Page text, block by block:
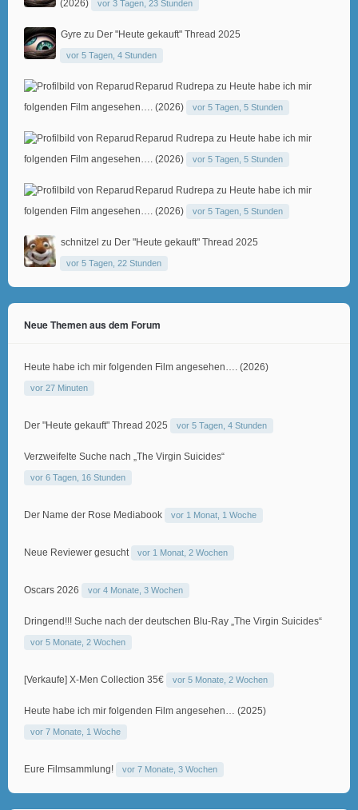
(2026) vor 3 Tagen, 23 Stunden
Gyre zu Der "Heute gekauft" Thread 2025
vor 5 Tagen, 4 Stunden
Reparud Rudrepa zu Heute habe ich mir
folgenden Film angesehen…. (2026)
vor 5 Tagen, 5 Stunden
Reparud Rudrepa zu Heute habe ich mir
folgenden Film angesehen…. (2026)
vor 5 Tagen, 5 Stunden
Reparud Rudrepa zu Heute habe ich mir
folgenden Film angesehen…. (2026)
vor 5 Tagen, 5 Stunden
schnitzel zu Der "Heute gekauft" Thread 2025
vor 5 Tagen, 22 Stunden
Neue Themen aus dem Forum
Heute habe ich mir folgenden Film angesehen…. (2026)
vor 27 Minuten
Der "Heute gekauft" Thread 2025 vor 5 Tagen, 4 Stunden
Verzweifelte Suche nach „The Virgin Suicides“
vor 6 Tagen, 16 Stunden
Der Name der Rose Mediabook vor 1 Monat, 1 Woche
Neue Reviewer gesucht vor 1 Monat, 2 Wochen
Oscars 2026 vor 4 Monate, 3 Wochen
Dringend!!! Suche nach der deutschen Blu-Ray „The Virgin Suicides“
vor 5 Monate, 2 Wochen
[Verkaufe] X-Men Collection 35€ vor 5 Monate, 2 Wochen
Heute habe ich mir folgenden Film angesehen… (2025)
vor 7 Monate, 1 Woche
Eure Filmsammlung! vor 7 Monate, 3 Wochen